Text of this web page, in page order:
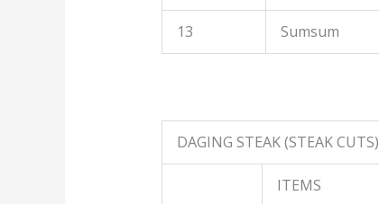
13 Sumsum
DAGING STEAK (STEAK CUTS)
ITEMS